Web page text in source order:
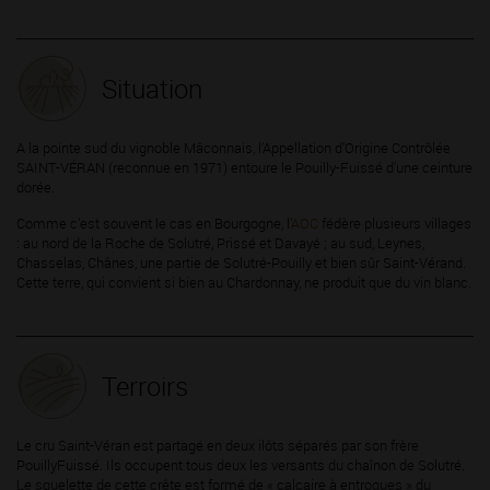
Situation
A la pointe sud du vignoble Mâconnais, l’Appellation d’Origine Contrôlée
SAINT-VÉRAN (reconnue en 1971) entoure le Pouilly-Fuissé d’une ceinture
dorée.
Comme c’est souvent le cas en Bourgogne, l’
AOC fédère plusieurs villages
: au nord de la Roche de Solutré, Prissé et Davayé ; au sud, Leynes,
Chasselas, Chânes, une partie de Solutré-Pouilly et bien sûr Saint-Vérand.
Cette terre, qui convient si bien au Chardonnay, ne produit que du vin blanc.
Terroirs
Le cru Saint-Véran est partagé en deux ilôts séparés par son frère
PouillyFuissé. Ils occupent tous deux les versants du chaînon de Solutré.
Le squelette de cette crête est formé de « calcaire à entroques » du